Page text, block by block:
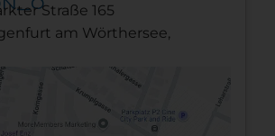
Straße 165
am Wörthersee,